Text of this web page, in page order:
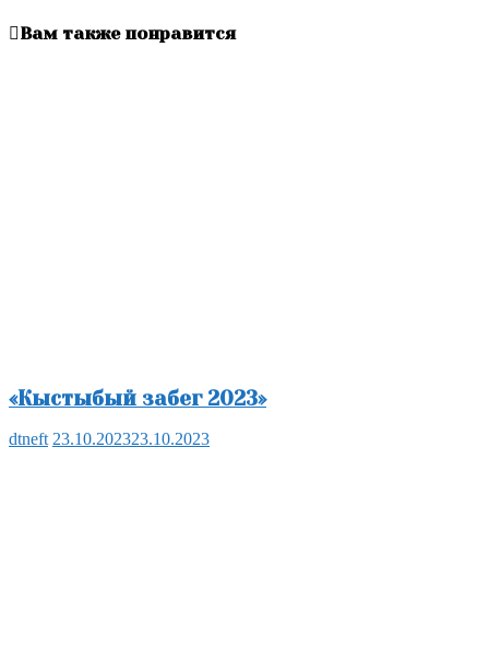
Вам также понравится
«Кыстыбый забег 2023»
dtneft 23.10.202323.10.2023